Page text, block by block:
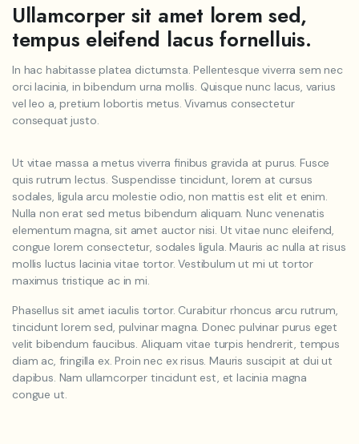
Ullamcorper sit amet lorem sed,
tempus eleifend lacus fornelluis.
In hac habitasse platea dictumsta. Pellentesque viverra sem nec
orci lacinia, in bibendum urna mollis. Quisque nunc lacus, varius
vel leo a, pretium lobortis metus. Vivamus consectetur
consequat justo.
Ut vitae massa a metus viverra finibus gravida at purus. Fusce
quis rutrum lectus. Suspendisse tincidunt, lorem at cursus
sodales, ligula arcu molestie odio, non mattis est elit et enim.
Nulla non erat sed metus bibendum aliquam. Nunc venenatis
elementum magna, sit amet auctor nisi. Ut vitae nunc eleifend,
congue lorem consectetur, sodales ligula. Mauris ac nulla at risus
mollis luctus lacinia vitae tortor. Vestibulum ut mi ut tortor
maximus tristique ac in mi.
Phasellus sit amet iaculis tortor. Curabitur rhoncus arcu rutrum,
tincidunt lorem sed, pulvinar magna. Donec pulvinar purus eget
velit bibendum faucibus. Aliquam vitae turpis hendrerit, tempus
diam ac, fringilla ex. Proin nec ex risus. Mauris suscipit at dui ut
dapibus. Nam ullamcorper tincidunt est, et lacinia magna
congue ut.